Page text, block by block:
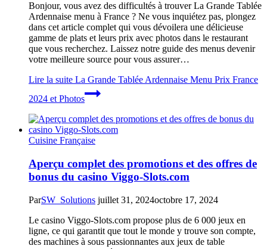
Bonjour, vous avez des difficultés à trouver La Grande Tablée
Ardennaise menu à France ? Ne vous inquiétez pas, plongez
dans cet article complet qui vous dévoilera une délicieuse
gamme de plats et leurs prix avec photos dans le restaurant
que vous recherchez. Laissez notre guide des menus devenir
votre meilleure source pour vous assurer…
Lire la suite La Grande Tablée Ardennaise Menu Prix France
2024 et Photos
Cuisine Française
Aperçu complet des promotions et des offres de
bonus du casino Viggo-Slots.com
ParSW_Solutions juillet 31, 2024octobre 17, 2024
Le casino Viggo-Slots.com propose plus de 6 000 jeux en
ligne, ce qui garantit que tout le monde y trouve son compte,
des machines à sous passionnantes aux jeux de table